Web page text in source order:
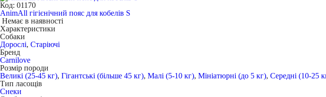
Код: 01170
AnimAll гігієнічний пояс для кобелів S
Немає в наявності
Характеристики
Собаки
Дорослі, Старіючі
Бренд
Carnilove
Розмір породи
Великі (25-45 кг), Гігантські (більше 45 кг), Малі (5-10 кг), Мініатюрні (до 5 кг), Середні (10-25
Тип ласощів
Снеки